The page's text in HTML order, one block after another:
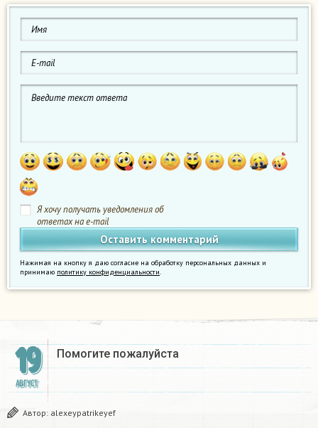
Я хочу получать уведомления об
ответах на e-mail
Нажимая на кнопку я даю согласие на обработку персональных данных и
принимаю политику конфиденциальности.
19
АВГУСТ
Помогите пожалуйста
Автор: alexeypatrikeyef